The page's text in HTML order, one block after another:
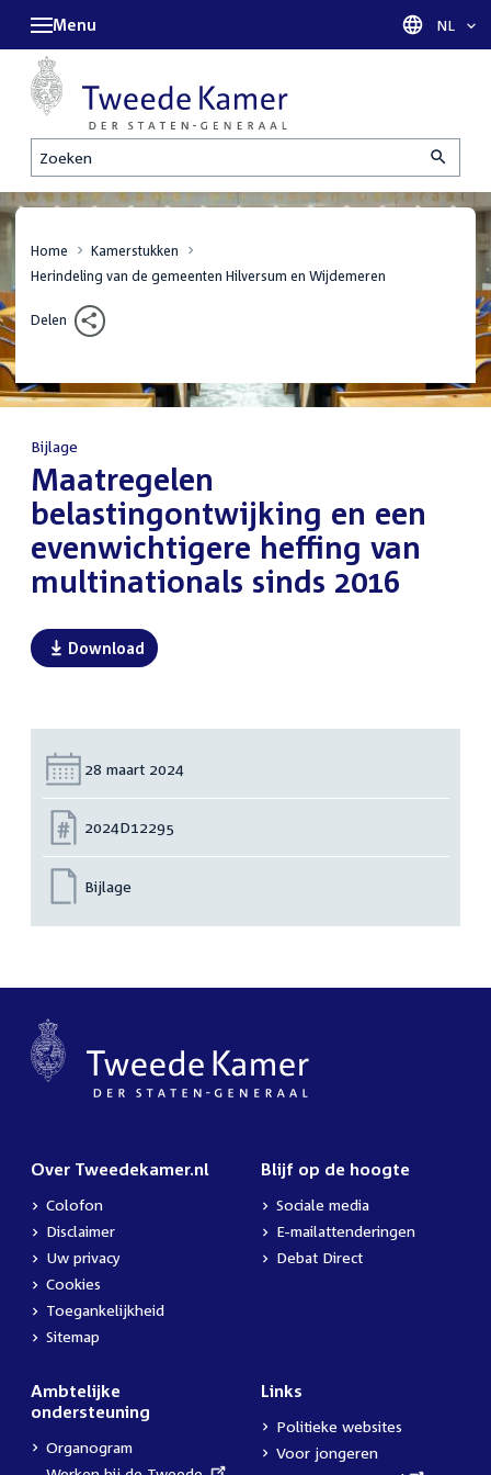
Zoeken
Menu Taal
NL
Home
Kamerstukken
Herindeling van de gemeenten Hilversum en Wijdemeren
Delen
Bijlage
:Maatregelen
belastingontwijking en een
evenwichtigere heffing van
multinationals sinds 2016
Download
Datum:
28 maart 2024
Nummer:
2024D12295
Bijlage
Over Tweedekamer.nl
Colofon
Disclaimer
Uw privacy
Cookies
Toegankelijkheid
Sitemap
Blijf op de hoogte
Sociale media
E-mailattenderingen
Debat Direct
Ambtelijke
ondersteuning
Organogram
Links
Politieke websites
Voor jongeren